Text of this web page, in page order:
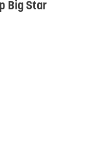
Big Star